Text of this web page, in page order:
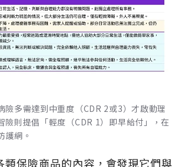
險多需達到中重度（CDR 2或3）才啟動理
險則提倡「輕度（CDR 1）即早給付」，在
護網。
類保險商品的內容，會發現它們與